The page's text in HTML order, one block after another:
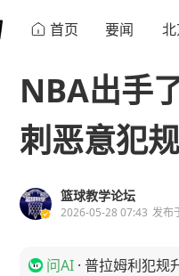
首页 要闻
NBA出手
刺恶意犯规
篮球教学论坛
2026-05-28 07:43 发布
问AI · 普拉姆利犯规